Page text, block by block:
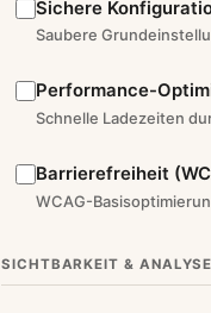
Sichere
Saubere
Performance-
Schnelle Ladezeiten
Barrierefreiheit
WCAG-
SICHTBARKEIT & ANALYSE